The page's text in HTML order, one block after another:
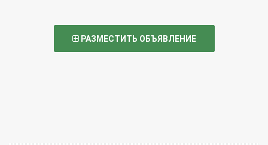
РАЗМЕСТИТЬ ОБЪЯВЛЕНИЕ